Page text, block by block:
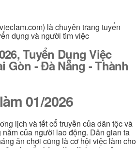
là chuyên trang tuyển
dụng và người tìm việc
Tuyển Dụng Việc
Gòn - Đà Nẵng - Thành
01/2026
lịch và tết cổ truyền của dân tộc và
của người lao động. Dân gian ta
ăn chơi cũng là cơ hội việc làm cho